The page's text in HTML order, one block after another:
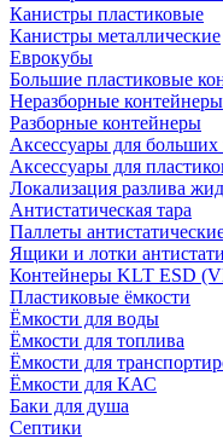
Канистры пластиковые
Канистры металлические
Еврокубы
Большие пластиковые
Неразборные контейнеры
Разборные контейнеры
Аксессуары для больших
Аксессуары для
Локализация разлива
Антистатическая тара
Паллеты
Ящики и лотки
Контейнеры KLT ESD
Пластиковые ёмкости
Ёмкости для воды
Ёмкости для топлива
Ёмкости для
Ёмкости для КАС
Баки для душа
Септики